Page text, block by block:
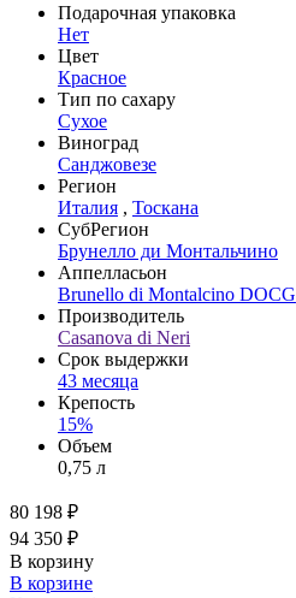
Подарочная упаковка
Нет
Цвет
Красное
Тип по сахару
Сухое
Виноград
Санджовезе
Регион
Италия , Тоскана
СубРегион
Брунелло ди Монтальчино
Аппелласьон
Brunello di Montalcino DOCG
Производитель
Casanova di Neri
Срок выдержки
43 месяца
Крепость
15%
Объем
0,75 л
80 198 ₽
94 350 ₽
В корзину
В корзине